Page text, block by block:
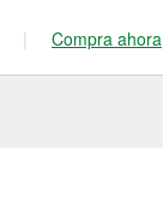
| Compra ahora